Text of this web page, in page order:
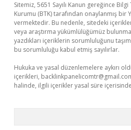
Sitemiz, 5651 Sayılı Kanun gereğince
Kurumu (BTK) tarafından onaylanmış bir
vermektedir. Bu nedenle, sitedeki
veya araştırma yükümlülüğümüz
yazdıkları içeriklerin sorumluluğunu
bu sorumluluğu kabul etmiş sayılırlar.
Hukuka ve yasal düzenlemelere aykırı
içerikleri,
halinde, ilgili içerikler yasal süre